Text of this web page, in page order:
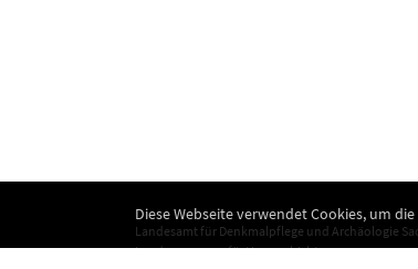
Diese Webseite verwendet Cookies, um
Landesamt für Denkmalpflege und Archäologie
Landesmuseum für Vorgeschichte